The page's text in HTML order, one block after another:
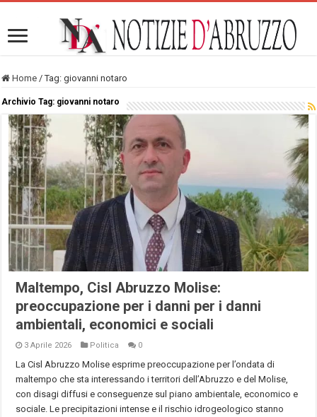
Home / Tag:giovanni notaro
Archivio Tag: giovanni notaro
Maltempo, Cisl Abruzzo Molise:
preoccupazione per i danni per i danni
ambientali, economici e sociali
3 Aprile 2026 Politica 0
La Cisl Abruzzo Molise esprime preoccupazione per l’ondata di
maltempo che sta interessando i territori dell’Abruzzo e del Molise,
con disagi diffusi e conseguenze sul piano ambientale, economico e
sociale. Le precipitazioni intense e il rischio idrogeologico stanno